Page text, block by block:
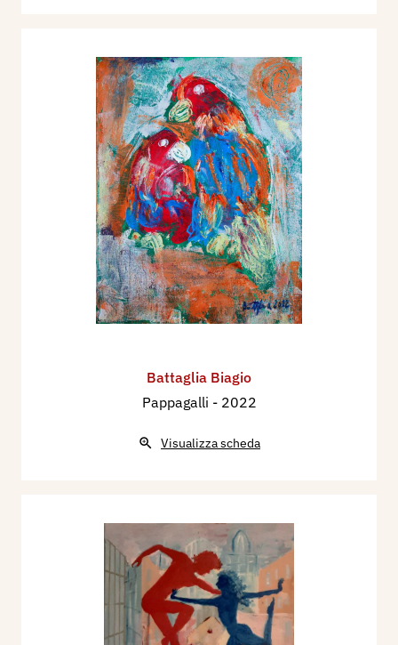
Battaglia Biagio
Pappagalli - 2022
Visualizza scheda